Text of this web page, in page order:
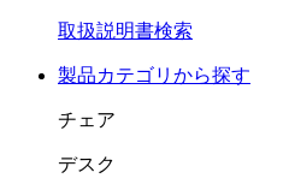
取扱説明書検索
製品カテゴリから探す
チェア
デスク